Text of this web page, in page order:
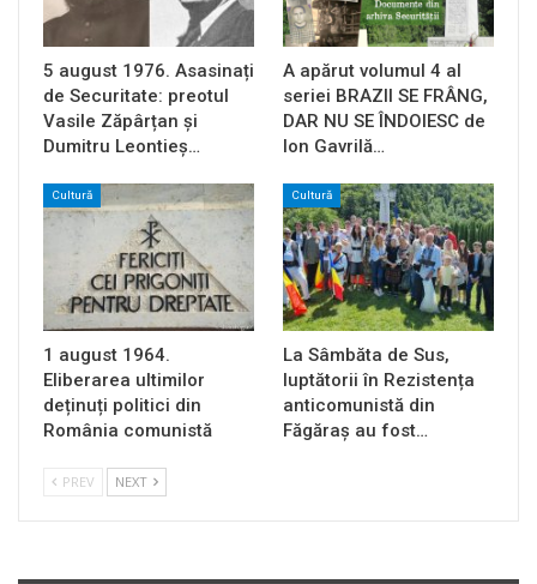
5 august 1976. Asasinați
de Securitate: preotul
Vasile Zăpârțan și
Dumitru Leontieș…
A apărut volumul 4 al
seriei BRAZII SE FRÂNG,
DAR NU SE ÎNDOIESC de
Ion Gavrilă…
Cultură
1 august 1964.
Eliberarea ultimilor
deținuți politici din
România comunistă
Cultură
La Sâmbăta de Sus,
luptătorii în Rezistența
anticomunistă din
Făgăraș au fost…
PREV NEXT